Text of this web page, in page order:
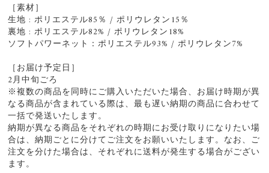
［素材］
生地 : ポリエステル85％ / ポリウレタン15％
裏地 : ポリエステル82% / ポリウレタン18%
ソフトパワーネット：ポリエステル93% / ポリウレタン7%
［お届け予定日］
2月中旬ごろ
※複数の商品を同時にご購入いただいた場合、お届け時期が異
なる商品が含まれている際は、最も遅い納期の商品に合わせて
一括で発送いたします。
納期が異なる商品をそれぞれの時期にお受け取りになりたい場
合は、納期ごとに分けてご注文をお願いいたします。なお、ご
注文を分けた場合は、それぞれに送料が発生する場合がござい
ます。